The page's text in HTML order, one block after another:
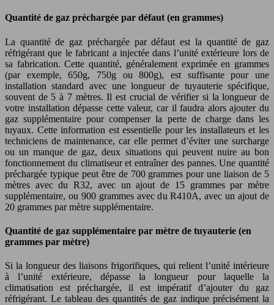
Quantité de gaz préchargée par défaut (en grammes)
La quantité de gaz préchargée par défaut est la quantité de gaz
réfrigérant que le fabricant a injectée dans l’unité extérieure lors de
sa fabrication. Cette quantité, généralement exprimée en grammes
(par exemple, 650g, 750g ou 800g), est suffisante pour une
installation standard avec une longueur de tuyauterie spécifique,
souvent de 5 à 7 mètres. Il est crucial de vérifier si la longueur de
votre installation dépasse cette valeur, car il faudra alors ajouter du
gaz supplémentaire pour compenser la perte de charge dans les
tuyaux. Cette information est essentielle pour les installateurs et les
techniciens de maintenance, car elle permet d’éviter une surcharge
ou un manque de gaz, deux situations qui peuvent nuire au bon
fonctionnement du climatiseur et entraîner des pannes. Une quantité
préchargée typique peut être de 700 grammes pour une liaison de 5
mètres avec du R32, avec un ajout de 15 grammes par mètre
supplémentaire, ou 900 grammes avec du R410A, avec un ajout de
20 grammes par mètre supplémentaire.
Quantité de gaz supplémentaire par mètre de tuyauterie (en
grammes par mètre)
Si la longueur des liaisons frigorifiques, qui relient l’unité intérieure
à l’unité extérieure, dépasse la longueur pour laquelle la
climatisation est préchargée, il est impératif d’ajouter du gaz
réfrigérant. Le tableau des quantités de gaz indique précisément la